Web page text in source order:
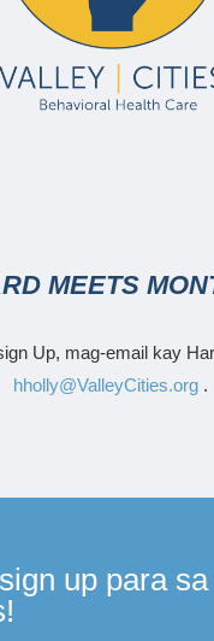
MEETS
Up, mag-email kay
hholly@ValleyCities.org.
up para